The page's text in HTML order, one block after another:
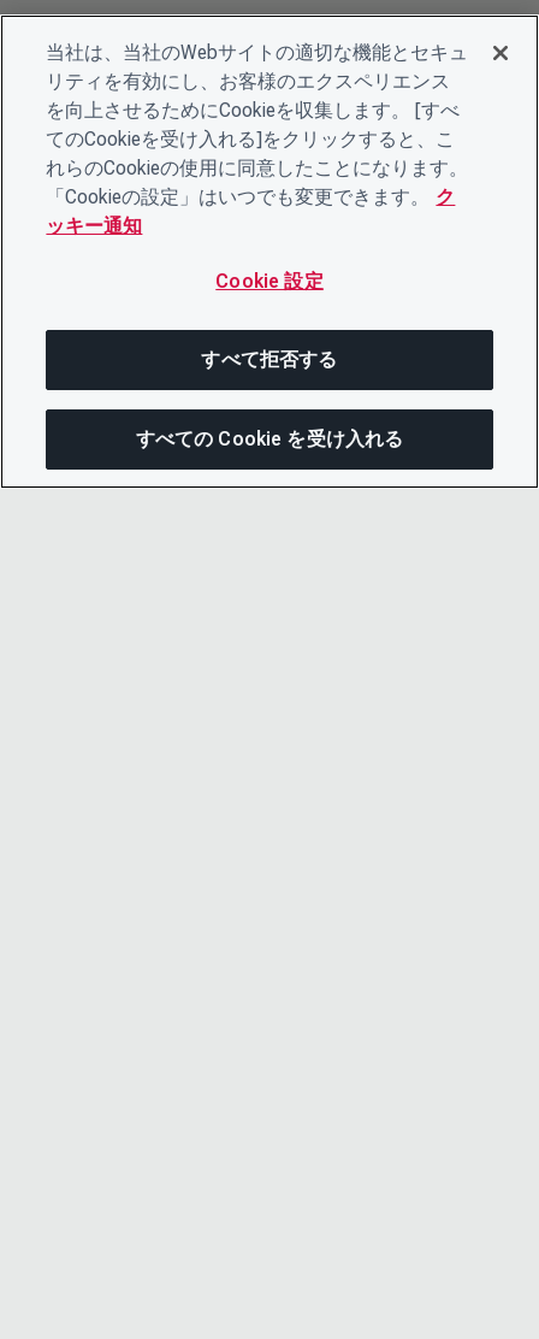
このページを共有 メニューを開
当社は、当社のWebサイトの適切な機能とセキュ
リティを有効にし、お客様のエクスペリエンス
を向上させるためにCookieを収集します。 [すべ
てのCookieを受け入れる]をクリックすると、こ
れらのCookieの使用に同意したことになります。
「Cookieの設定」はいつでも変更できます。
ク
ッキー通知
Cookie 設定
すべて拒否する
すべての Cookie を受け入れる